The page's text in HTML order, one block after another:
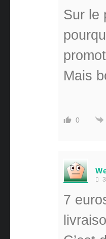
Sur le
Mais
0
7